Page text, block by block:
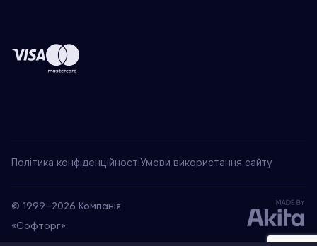
© 1999–2026 Компанія
«Софторг»
Політика конфіденційностіУмови використання сайту